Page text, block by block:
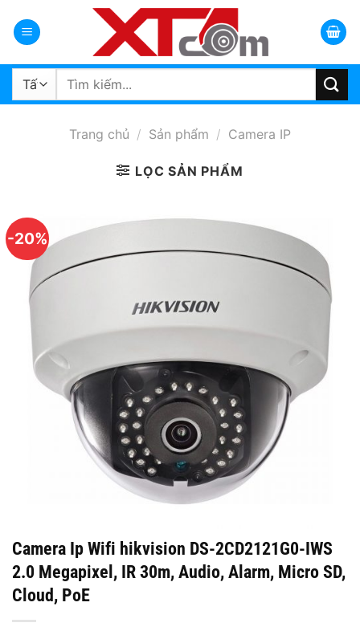
qua
dung
Tìm
Trang chủ / Sản phẩm / Camera IP
LỌC SẢN PHẨM
-20%
Camera Ip Wifi hikvision DS-2CD2121G0-IWS
2.0 Megapixel, IR 30m, Audio, Alarm, Micro SD,
Cloud, PoE